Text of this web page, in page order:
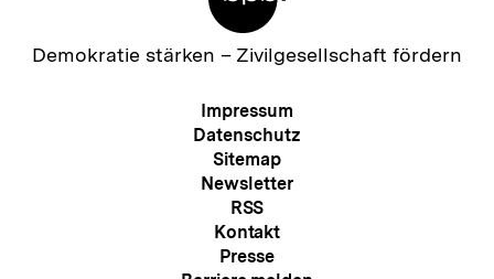
Zur
Demokratie stärken – Zivilgesellschaft fördern
Meta-
Navigation
Impressum
Datenschutz
Sitemap
Newsletter
RSS
Kontakt
Presse